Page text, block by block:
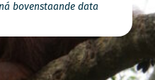
bovenstaande data